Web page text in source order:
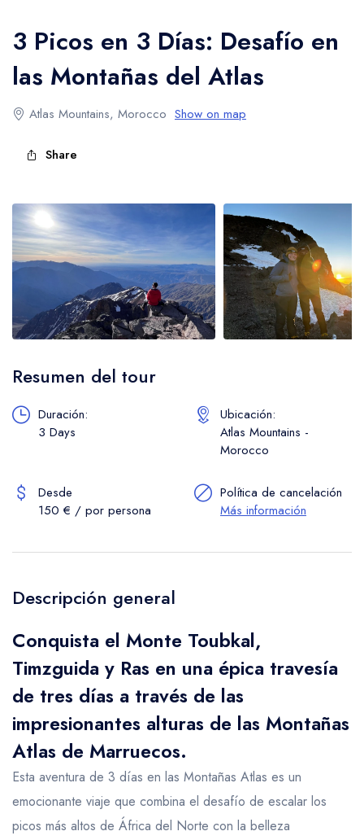
3 Picos en 3 Días: Desafío en
las Montañas del Atlas
Atlas Mountains, Morocco Show on map
Share
Resumen del tour
Duración:
3 Days
Ubicación:
Atlas Mountains -
Morocco
Desde
150 € / por persona
Política de cancelación
Más información
Descripción general
Conquista el Monte Toubkal,
Timzguida y Ras en una épica travesía
de tres días a través de las
impresionantes alturas de las Montañas
Atlas de Marruecos.
Esta aventura de 3 días en las Montañas Atlas es un
emocionante viaje que combina el desafío de escalar los
picos más altos de África del Norte con la belleza